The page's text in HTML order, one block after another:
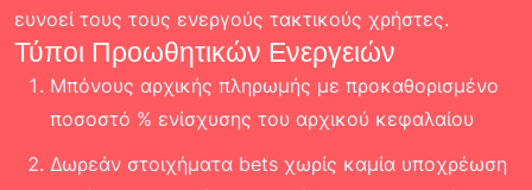
ευνοεί τους τους ενεργούς τακτικούς χρήστες.
Τύποι Προωθητικών Ενεργειών
Μπόνους αρχικής πληρωμής με προκαθορισμένο
ποσοστό % ενίσχυσης του αρχικού κεφαλαίου
Δωρεάν στοιχήματα bets χωρίς καμία υποχρέωση